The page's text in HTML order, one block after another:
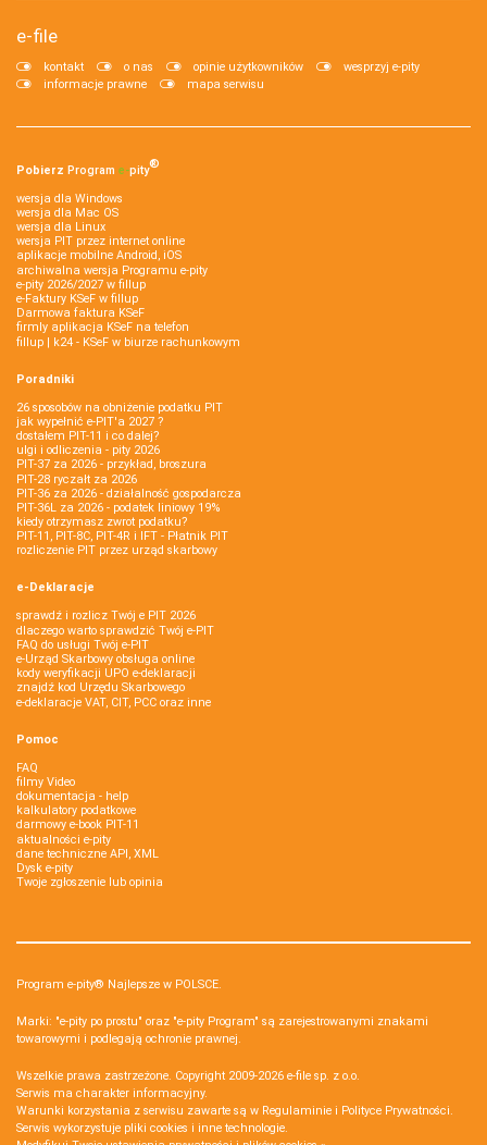
e-file
kontakt o nas opinie użytkowników
wesprzyj e-pity
informacje prawne
mapa serwisu
Pobierz Program e‑pity®
wersja dla Windows
wersja dla Mac OS
wersja dla Linux
wersja PIT przez internet online
aplikacje mobilne Android, iOS
archiwalna wersja Programu e-pity
e-pity 2026/2027 w fillup
e‑Faktury KSeF w fillup
Darmowa faktura KSeF
firmly aplikacja KSeF na telefon
fillup | k24 - KSeF w biurze rachunkowym
Poradniki
26 sposobów na obniżenie podatku PIT
jak wypełnić e-PIT'a 2027 ?
dostałem PIT-11 i co dalej?
ulgi i odliczenia - pity 2026
PIT-37 za 2026 - przykład, broszura
PIT-28 ryczałt za 2026
PIT-36 za 2026 - działalność gospodarcza
PIT-36L za 2026 - podatek liniowy 19%
kiedy otrzymasz zwrot podatku?
PIT-11, PIT-8C, PIT-4R i IFT - Płatnik PIT
rozliczenie PIT przez urząd skarbowy
e-Deklaracje
sprawdź i rozlicz Twój e PIT 2026
dlaczego warto sprawdzić Twój e-PIT
FAQ do usługi Twój e-PIT
e-Urząd Skarbowy obsługa online
kody weryfikacji UPO e-deklaracji
znajdź kod Urzędu Skarbowego
e-deklaracje VAT, CIT, PCC oraz inne
Pomoc
FAQ
filmy Video
dokumentacja - help
kalkulatory podatkowe
darmowy e-book PIT-11
aktualności e-pity
dane techniczne API, XML
Dysk e-pity
Twoje zgłoszenie lub opinia
Program e-pity® Najlepsze w POLSCE.
Marki: "e-pity po prostu" oraz "e-pity Program" są zarejestrowanymi znakami
towarowymi i podlegają ochronie prawnej.
Wszelkie prawa zastrzeżone. Copyright 2009-2026 e-file sp. z o.o.
Serwis ma charakter informacyjny.
Warunki korzystania z serwisu zawarte są w Regulaminie i Polityce Prywatności.
Serwis wykorzystuje pliki cookies i inne technologie.